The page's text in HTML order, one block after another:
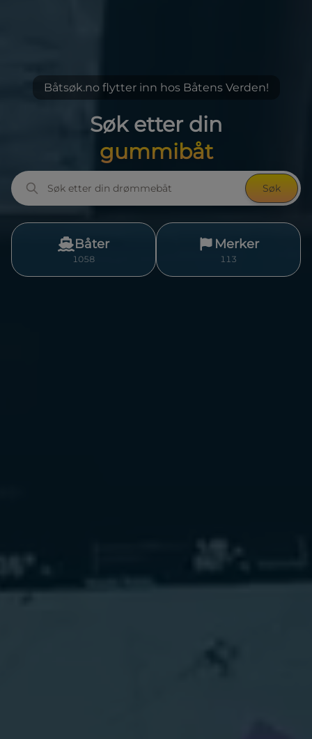
Båtsøk.no flytter inn hos Båtens Verden!
Søk etter din
gummibåt
Søk
Båter
1058
Merker
113